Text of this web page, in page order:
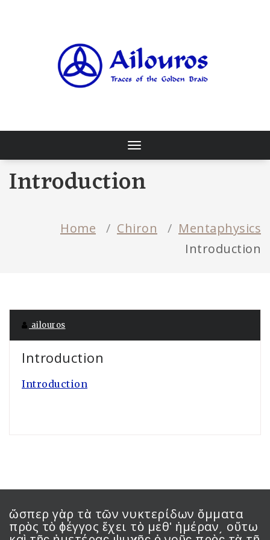
Toggle
navigation
Introduction
Home / Chiron / Mentaphysics
Introduction
ailouros
Introduction
Introduction
ὥσπερ γὰρ τὰ τῶν νυκτερίδων ὄμματα
πρὸς τὸ ϕέγγος ἔχει τὸ μεθʹ ἡμέραν͵ οὕτω